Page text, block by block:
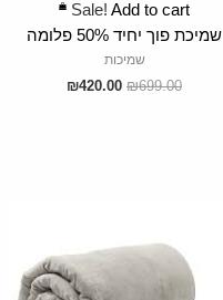
Sale! Add to cart
שמיכת פוך יחיד 50% פלומה
שמיכות
₪699.00
₪420.00